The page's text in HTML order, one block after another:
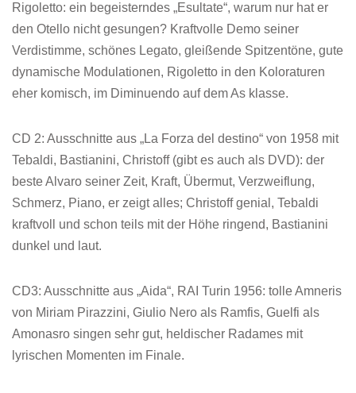
Rigoletto: ein begeisterndes „Esultate“, warum nur hat er
den Otello nicht gesungen? Kraftvolle Demo seiner
Verdistimme, schönes Legato, gleißende Spitzentöne, gute
dynamische Modulationen, Rigoletto in den Koloraturen
eher komisch, im Diminuendo auf dem As klasse.
CD 2: Ausschnitte aus „La Forza del destino“ von 1958 mit
Tebaldi, Bastianini, Christoff (gibt es auch als DVD): der
beste Alvaro seiner Zeit, Kraft, Übermut, Verzweiflung,
Schmerz, Piano, er zeigt alles; Christoff genial, Tebaldi
kraftvoll und schon teils mit der Höhe ringend, Bastianini
dunkel und laut.
CD3: Ausschnitte aus „Aida“, RAI Turin 1956: tolle Amneris
von Miriam Pirazzini, Giulio Nero als Ramfis, Guelfi als
Amonasro singen sehr gut, heldischer Radames mit
lyrischen Momenten im Finale.